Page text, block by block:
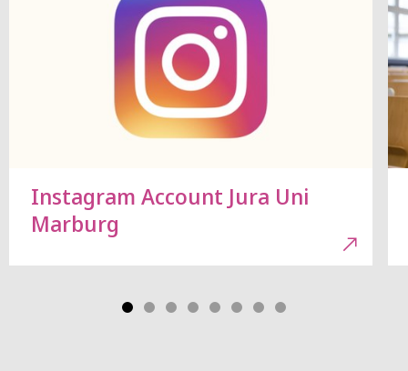
Instagram Account Jura Uni
Marburg